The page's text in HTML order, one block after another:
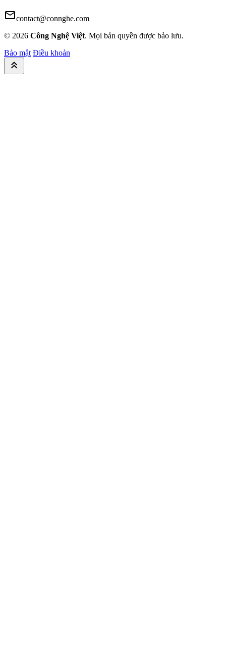
mailcontact@connghe.com
© 2026 Công Nghệ Việt. Mọi bản quyền được bảo lưu.
Bảo mật Điều khoản
keyboard_double_arrow_up